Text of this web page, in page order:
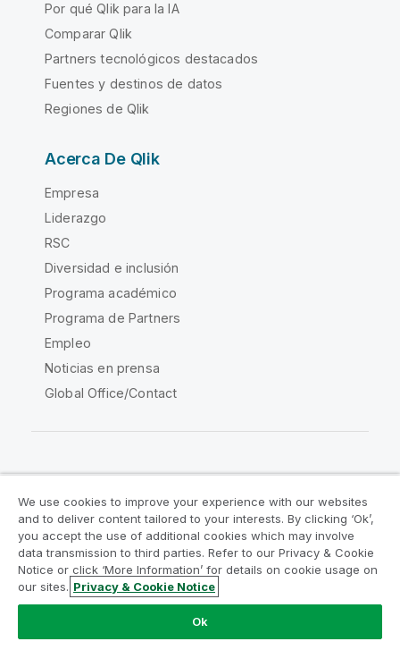
Por qué Qlik para la IA
Comparar Qlik
Partners tecnológicos destacados
Fuentes y destinos de datos
Regiones de Qlik
Acerca De Qlik
Empresa
Liderazgo
RSC
Diversidad e inclusión
Programa académico
Programa de Partners
Empleo
Noticias en prensa
Global Office/Contact
Acuerdos legales
Condiciones del producto
Legal Policies
Política legal
Condiciones de uso
Marcas comerciales
Do Not Share My Info
Copyright © 1993-2026 QlikTech International AB.
We use cookies to improve your experience with our websites
and to deliver content tailored to your interests. By clicking ‘Ok’,
you accept the use of additional cookies which may involve
data transmission to third parties. Refer to our Privacy & Cookie
Notice or click ‘More Information’ for details on cookie usage on
our sites. Privacy & Cookie Notice
Ok